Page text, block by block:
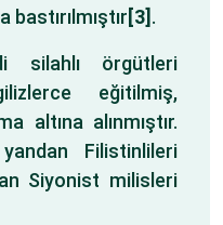
[3] .
silahlı örgütleri
eğitilmiş,
altına alınmıştır.
Filistinlileri
Siyonist milisleri